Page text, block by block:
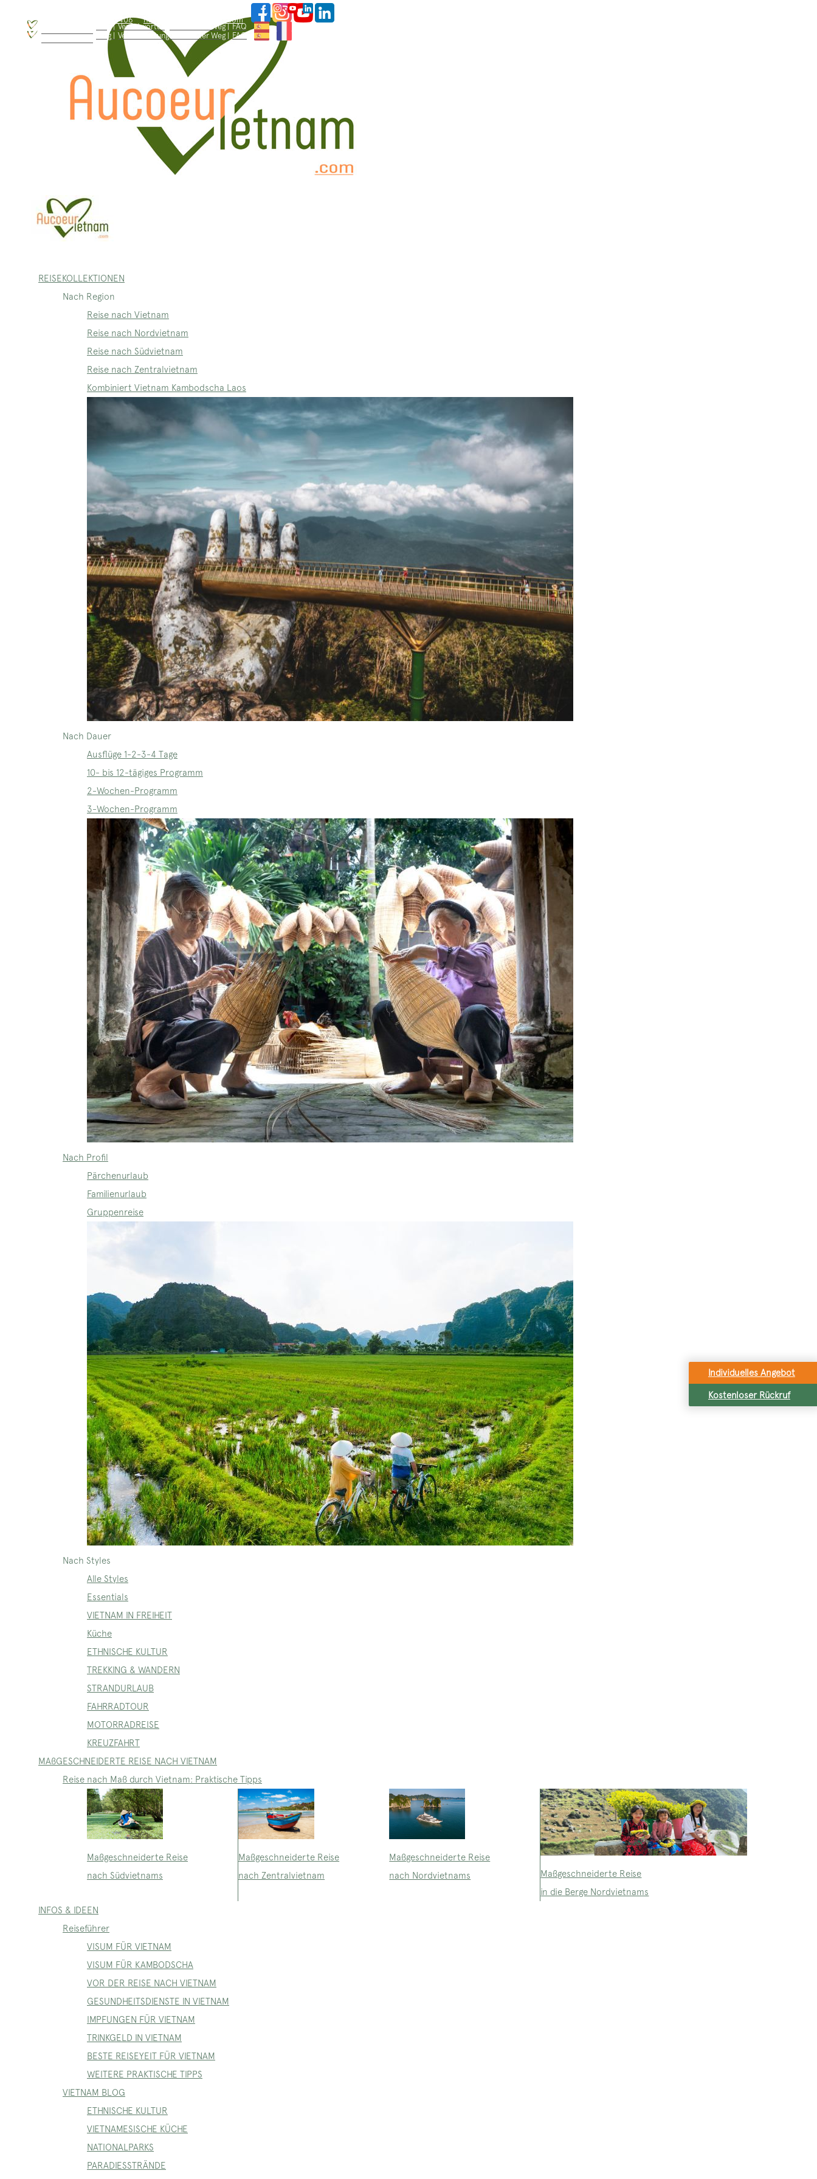
WhatsApp: +84.909.426.406 hallo@aucoeurvietnam.com
Blog | Verantwortungsbewusster Weg | FAQ
REISEKOLLEKTIONEN
Nach Region
Reise nach Vietnam
Reise nach Nordvietnam
Reise nach Südvietnam
Reise nach Zentralvietnam
Kombiniert Vietnam Kambodscha Laos
Nach Dauer
Ausflüge 1-2-3-4 Tage
10- bis 12-tägiges Programm
2-Wochen-Programm
3-Wochen-Programm
Nach Profil
Pärchenurlaub
Familienurlaub
Gruppenreise
Nach Styles
Alle Styles
Essentials
VIETNAM IN FREIHEIT
Küche
ETHNISCHE KULTUR
TREKKING & WANDERN
STRANDURLAUB
FAHRRADTOUR
MOTORRADREISE
KREUZFAHRT
MAßGESCHNEIDERTE REISE NACH VIETNAM
Reise nach Maß durch Vietnam: Praktische Tipps
Maßgeschneiderte Reise
nach Südvietnams
Maßgeschneiderte Reise
nach Zentralvietnam
Maßgeschneiderte Reise
nach Nordvietnams
Maßgeschneiderte Reise
in die Berge Nordvietnams
INFOS & IDEEN
Reiseführer
VISUM FÜR VIETNAM
VISUM FÜR KAMBODSCHA
VOR DER REISE NACH VIETNAM
GESUNDHEITSDIENSTE IN VIETNAM
IMPFUNGEN FÜR VIETNAM
TRINKGELD IN VIETNAM
BESTE REISEYEIT FÜR VIETNAM
WEITERE PRAKTISCHE TIPPS
VIETNAM BLOG
ETHNISCHE KULTUR
VIETNAMESISCHE KÜCHE
NATIONALPARKS
PARADIESSTRÄNDE
Blog | Verantwortungsbewusster Weg | FAQ
Individuelles Angebot
Kostenloser Rückruf